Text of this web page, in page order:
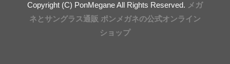
Copyright (C) PonMegane All Rights Reserved. メガ
ネとサングラス通販 ポンメガネの公式オンライン
ショップ